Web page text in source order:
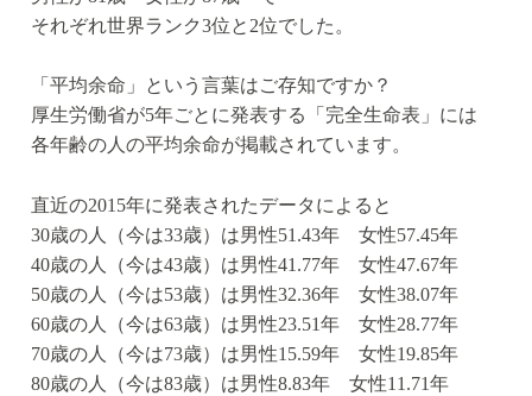
それぞれ世界ランク3位と2位でした。
「平均余命」という言葉はご存知ですか？
厚生労働省が5年ごとに発表する「完全生命表」には
各年齢の人の平均余命が掲載されています。
直近の2015年に発表されたデータによると
30歳の人（今は33歳）は男性51.43年 女性57.45年
40歳の人（今は43歳）は男性41.77年 女性47.67年
50歳の人（今は53歳）は男性32.36年 女性38.07年
60歳の人（今は63歳）は男性23.51年 女性28.77年
70歳の人（今は73歳）は男性15.59年 女性19.85年
80歳の人（今は83歳）は男性8.83年 女性11.71年